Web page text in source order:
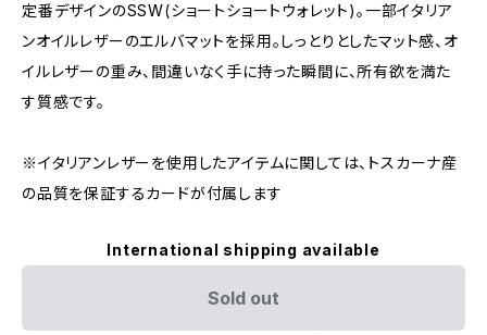
定番デザインのSSW(ショートショートウォレット)。一部イタリア
ンオイルレザーのエルバマットを採用。しっとりとしたマット感、オ
イルレザーの重み、間違いなく手に持った瞬間に、所有欲を満た
す質感です。
※イタリアンレザーを使用したアイテムに関しては、トスカーナ産
の品質を保証するカードが付属します
International shipping available
Sold out